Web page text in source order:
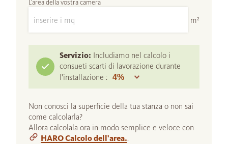
L'area della vostra camera
m²
Servizio: Includiamo nel calcolo i
consueti scarti di lavorazione durante
l'installazione :
Non conosci la superficie della tua stanza o non sai
come calcolarla?
Allora calcolala ora in modo semplice e veloce con
HARO Calcolo dell'area..